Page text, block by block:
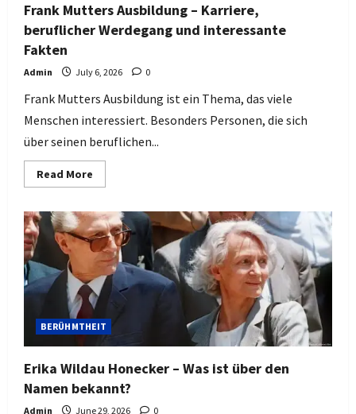
Frank Mutters Ausbildung – Karriere,
beruflicher Werdegang und interessante
Fakten
Admin July 6, 2026 0
Frank Mutters Ausbildung ist ein Thema, das viele
Menschen interessiert. Besonders Personen, die sich
über seinen beruflichen...
Read More
more
Mutters
Ausbildung
–
Karriere,
beruflicher
Werdegang
und
interessante
Fakten
BERÜHMTHEIT
Erika Wildau Honecker – Was ist über den
Namen bekannt?
Admin June 29, 2026 0